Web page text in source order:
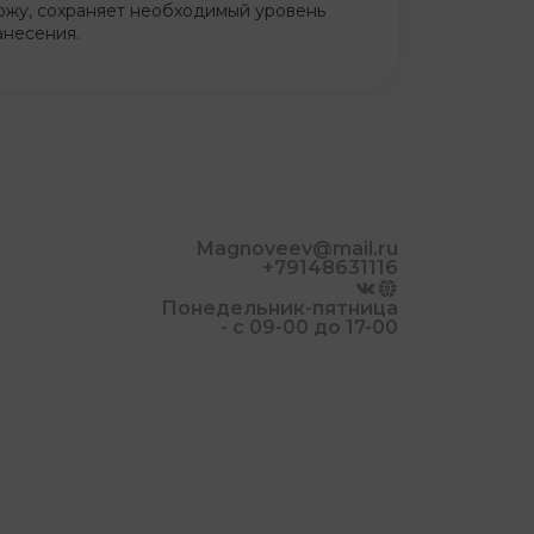
сохраняет необходимый уровень
Magnoveev@mail.ru
+79148631116
Понедельник-пятница
- с 09-00 до 17-00